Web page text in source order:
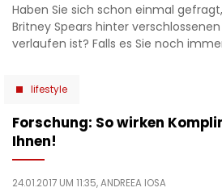
Haben Sie sich schon einmal
Britney Spears hinter
verlaufen ist? Falls es Sie noch
lifestyle
Forschung: So wirken
Ihnen!
24.01.2017 UM 11:35,ANDREEA IOSA